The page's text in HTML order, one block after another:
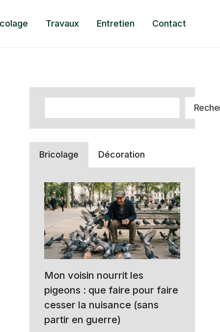
Travaux Entretien Contact
Bricolage Décoration
Mon voisin nourrit les
pigeons : que faire pour faire
cesser la nuisance (sans
partir en guerre)